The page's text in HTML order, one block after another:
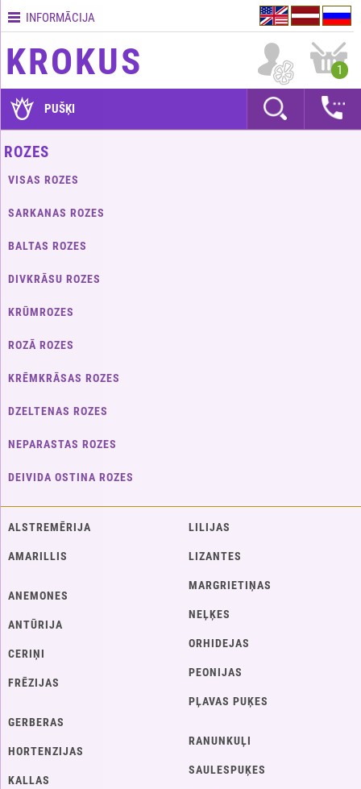
Kontakti
Piegādes
GARANTIJAS
apmaksāt?
Kā
pasūtījumu?
INFORMĀCIJA
KROKUS 1
PUŠĶI
ROZES
VISAS ROZES
SARKANAS ROZES
BALTAS ROZES
DIVKRĀSU ROZES
KRŪMROZES
ROZĀ ROZES
KRĒMKRĀSAS ROZES
DZELTENAS ROZES
NEPARASTAS ROZES
DEIVIDA OSTINA ROZES
ALSTREMĒRIJA
AMARILLIS
ANEMONES
ANTŪRIJA
CERIŅI
FRĒZIJAS
GERBERAS
HORTENZIJAS
KALLAS
LILIJAS
LIZANTES
MARGRIETIŅAS
NEĻĶES
ORHIDEJAS
PEONIJAS
PĻAVAS PUĶES
RANUNKUĻI
SAULESPUĶES